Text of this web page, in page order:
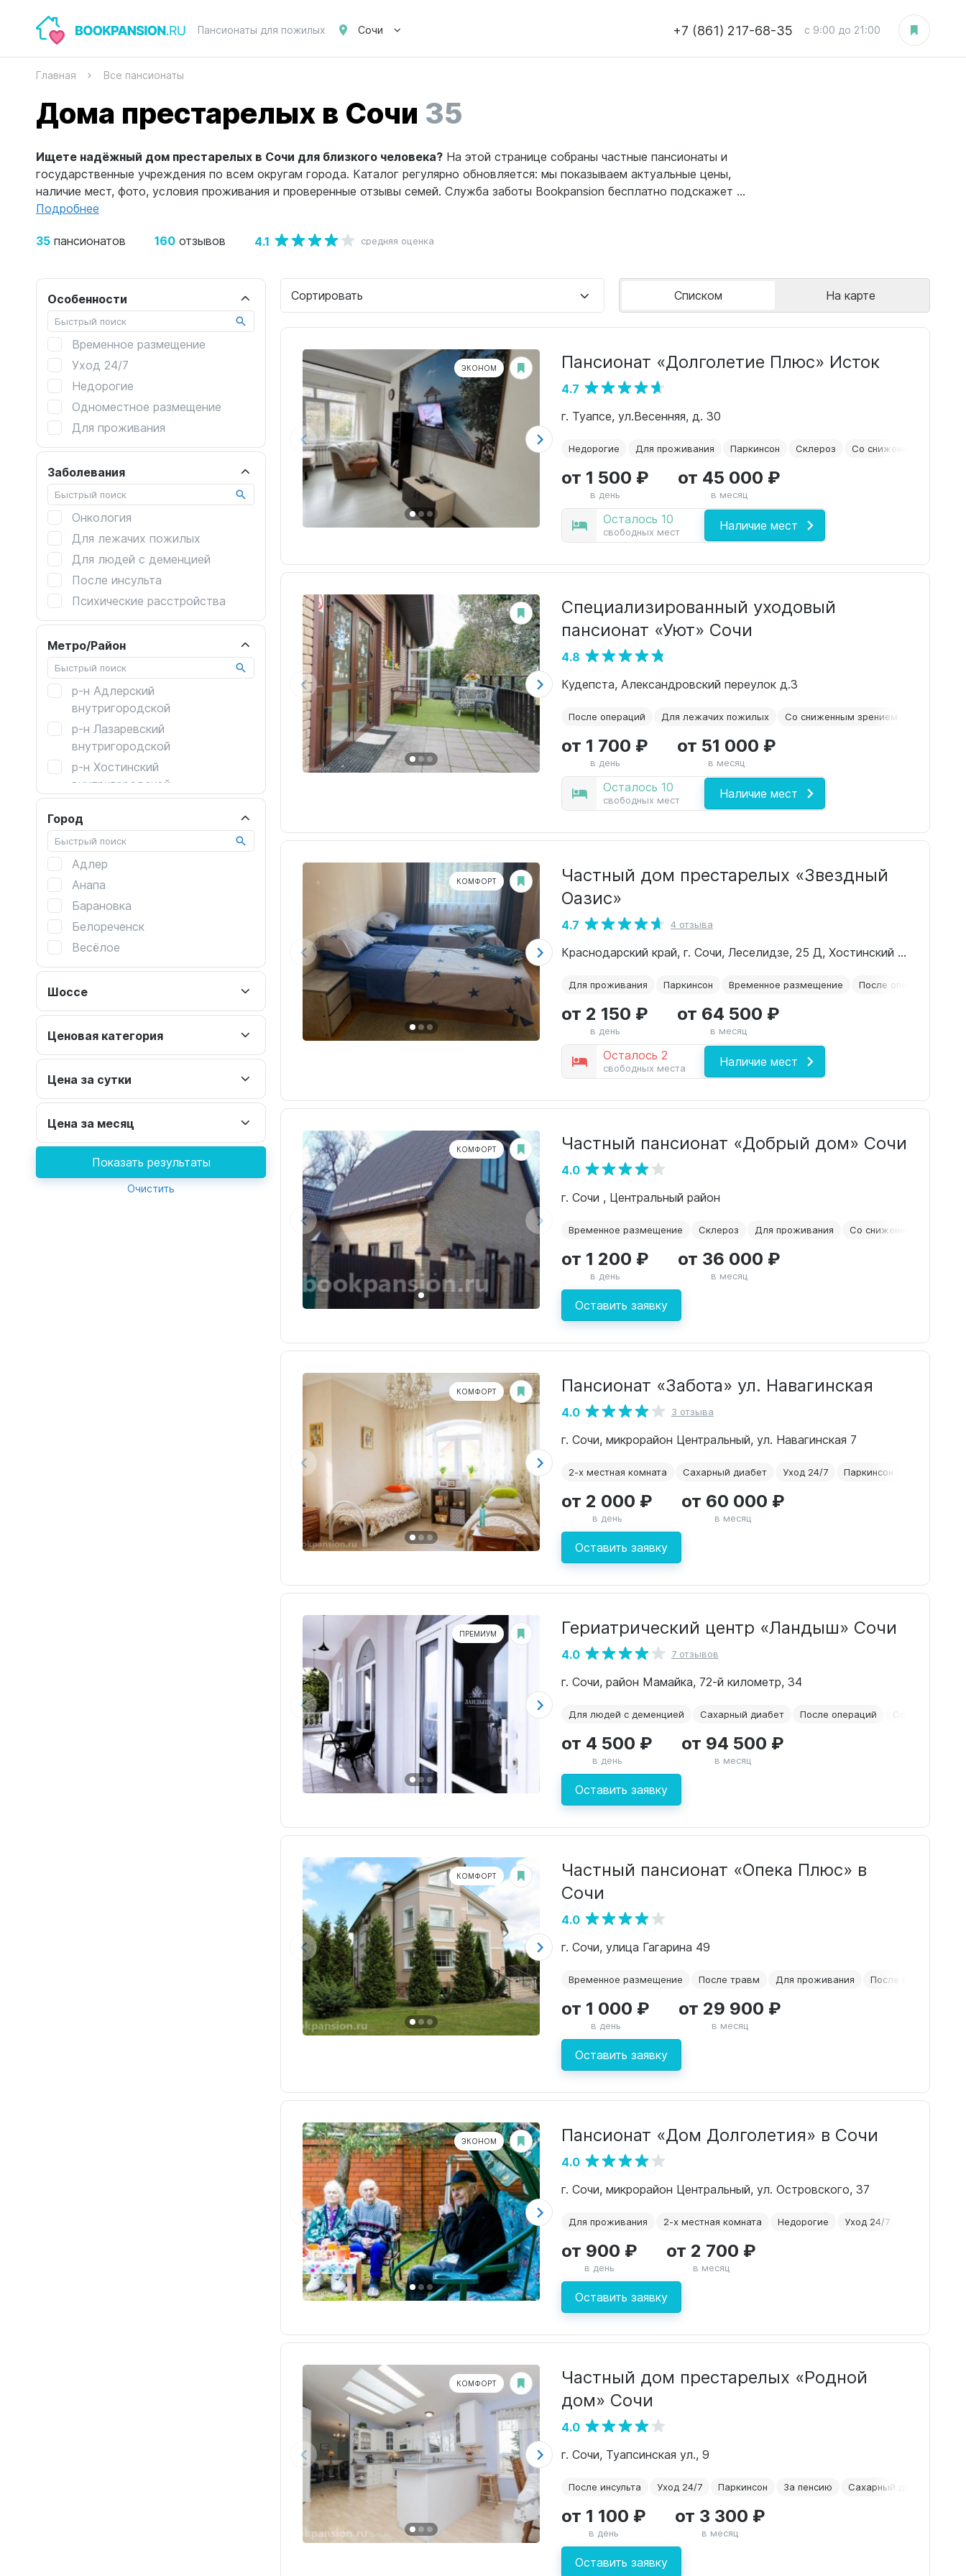
Пансионаты для пожилых Сочи +7 (861) 217-68-35 с 9:00 до 21:00
Главная Все пансионаты
Дома престарелых в Сочи 35
Ищете надёжный дом престарелых в Сочи для близкого человека? На этой странице собраны частные пансионаты и
государственные учреждения по всем округам города. Каталог регулярно обновляется: мы показываем актуальные цены,
наличие мест, фото, условия проживания и проверенные отзывы семей. Служба заботы Bookpansion бесплатно подскажет ...
Подробнее
35 пансионатов 160 отзывов 4.1 средняя оценка
Особенности
Временное размещение
Уход 24/7
Недорогие
Одноместное размещение
Для проживания
Перевозка лежачих
2-х местная комната
За пенсию
Сиделки
Заболевания
Онкология
Для лежачих пожилых
Для людей с деменцией
После инсульта
Психические расстройства
После операций
После перелома шейки бедра
После травм
Альцгеймер
Склероз
Сахарный диабет
Со сниженным зрением
Паркинсон
Метро/Район
р-н Адлерский
внутригородской
р-н Лазаревский
внутригородской
р-н Хостинский
внутригородской
внутригородской
Город
Адлер
Анапа
Барановка
Белореченск
Весёлое
Геленджик
Глубокая
Горки
Горный
Джубга
Октябрьский
посёлок городского типа
Новомихайловский
Шоссе
Ценовая категория
Цена за сутки
Цена за месяц
Показать результаты
Очистить
Сортировать Списком На карте
ЭКОНОМ Пансионат «Долголетие Плюс» Исток
4.7
г. Туапсе, ул.Весенняя, д. 30
Недорогие Для проживания Паркинсон Склероз Со сниженным зрением
Осталось 10
свободных мест Наличие мест
от 1 500 ₽
в день
от 45 000 ₽
в месяц
Специализированный уходовый
пансионат «Уют» Сочи
4.8
Кудепста, Александровский переулок д.3
После операций Для лежачих пожилых Со сниженным зрением
Осталось 10
свободных мест Наличие мест
от 1 700 ₽
в день
от 51 000 ₽
в месяц
КОМФОРТ
Частный дом престарелых «Звездный
Оазис»
4.7 4 отзыва
Краснодарский край, г. Сочи, Леселидзе, 25 Д, Хостинский район, с. Пластунка
Для проживания Паркинсон Временное размещение После операций
Осталось 2
свободных места Наличие мест
от 2 150 ₽
в день
от 64 500 ₽
в месяц
КОМФОРТ Частный пансионат «Добрый дом» Сочи
4.0
г. Сочи , Центральный район
Временное размещение Склероз Для проживания Со сниженным зрением
Оставить заявку
от 1 200 ₽
в день
от 36 000 ₽
в месяц
КОМФОРТ Пансионат «Забота» ул. Навагинская
4.0 3 отзыва
г. Сочи, микрорайон Центральный, ул. Навагинская 7
2-х местная комната Сахарный диабет Уход 24/7 Паркинсон
Оставить заявку
от 2 000 ₽
в день
от 60 000 ₽
в месяц
ПРЕМИУМ Гериатрический центр «Ландыш» Сочи
4.0 7 отзывов
г. Сочи, район Мамайка, 72-й километр, 34
Для людей с деменцией Сахарный диабет После операций Со сниженным
Оставить заявку
от 4 500 ₽
в день
от 94 500 ₽
в месяц
КОМФОРТ
Частный пансионат «Опека Плюс» в
Сочи
4.0
г. Сочи, улица Гагарина 49
Временное размещение После травм Для проживания После операций
Оставить заявку
от 1 000 ₽
в день
от 29 900 ₽
в месяц
ЭКОНОМ Пансионат «Дом Долголетия» в Сочи
4.0
г. Сочи, микрорайон Центральный, ул. Островского, 37
Для проживания 2-х местная комната Недорогие Уход 24/7
Оставить заявку
от 900 ₽
в день
от 2 700 ₽
в месяц
КОМФОРТ
Частный дом престарелых «Родной
дом» Сочи
4.0
г. Сочи, Туапсинская ул., 9
После инсульта Уход 24/7 Паркинсон За пенсию Сахарный диабет
Оставить заявку
от 1 100 ₽
в день
от 3 300 ₽
в месяц